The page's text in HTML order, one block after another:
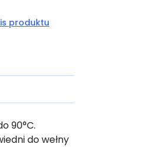
produktu
90°C.
do wełny